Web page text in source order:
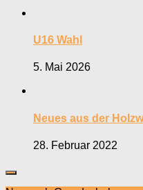
U16 Wahl
5. Mai 2026
Neues aus der
28. Februar 2022